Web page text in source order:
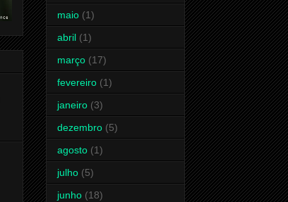
maio (1)
abril (1)
março (17)
fevereiro (1)
janeiro (3)
dezembro (5)
agosto (1)
julho (5)
junho (18)